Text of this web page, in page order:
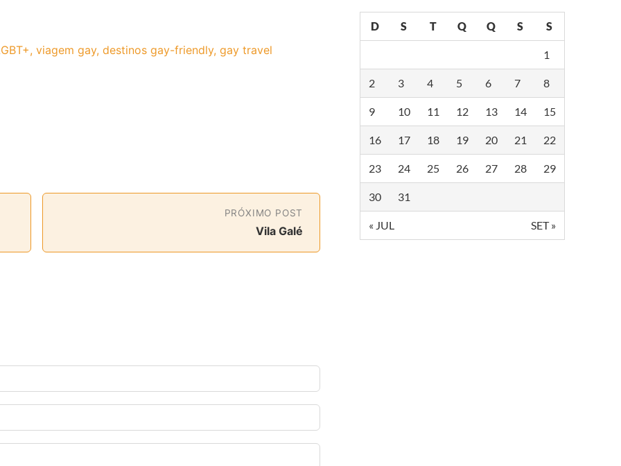
viagem gay, destinos gay-friendly, gay travel
PRÓXIMO POST
Vila Galé
D S T Q Q S S
1
2 3 4 5 6 7 8
9 10 11 12 13 14 15
16 17 18 19 20 21 22
23 24 25 26 27 28 29
30 31
« JUL SET »